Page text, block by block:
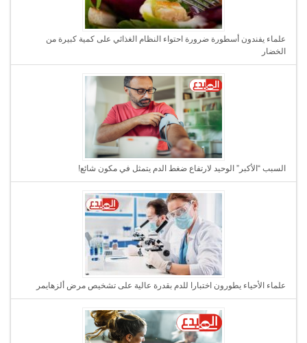
علماء يفندون أسطورة ضرورة احتواء النظام الغذائي على كمية كبيرة من
الخضار
السبب “الأكبر” الوحيد لارتفاع ضغط الدم يتمثل في مكون شائع!
علماء الأحياء يطورون اختبارا للدم بقدرة عالية على تشخيص مرض ألزهايمر